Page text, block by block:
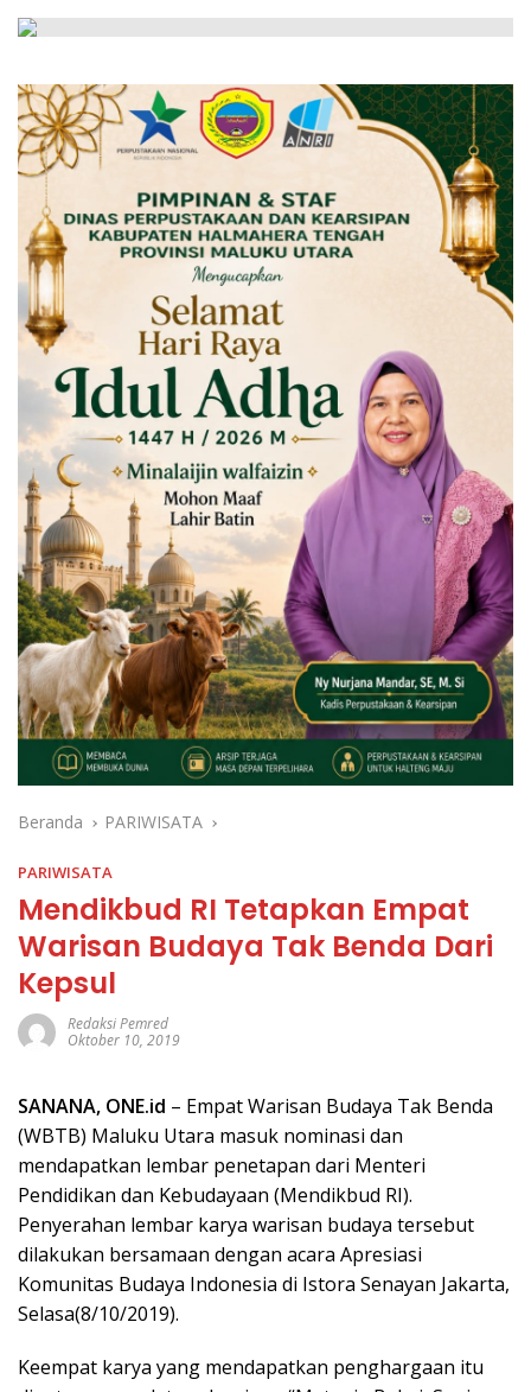
Beranda PARIWISATA
PARIWISATA
Mendikbud RI Tetapkan Empat
Warisan Budaya Tak Benda Dari
Kepsul
Redaksi Pemred
Oktober 10, 2019
SANANA, ONE.id – Empat Warisan Budaya Tak Benda
(WBTB) Maluku Utara masuk nominasi dan
mendapatkan lembar penetapan dari Menteri
Pendidikan dan Kebudayaan (Mendikbud RI).
Penyerahan lembar karya warisan budaya tersebut
dilakukan bersamaan dengan acara Apresiasi
Komunitas Budaya Indonesia di Istora Senayan Jakarta,
Selasa(8/10/2019).
Keempat karya yang mendapatkan penghargaan itu